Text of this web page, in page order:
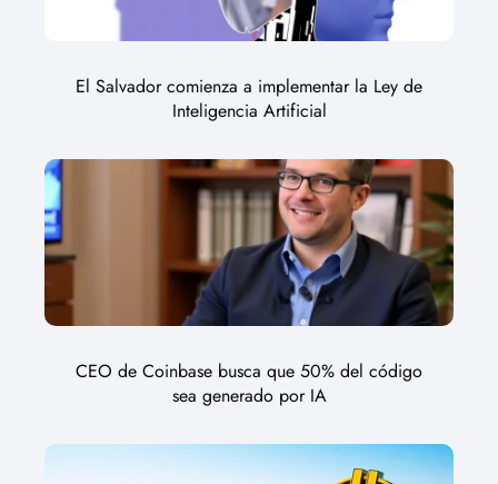
El Salvador comienza a implementar la Ley de
Inteligencia Artificial
CEO de Coinbase busca que 50% del código
sea generado por IA